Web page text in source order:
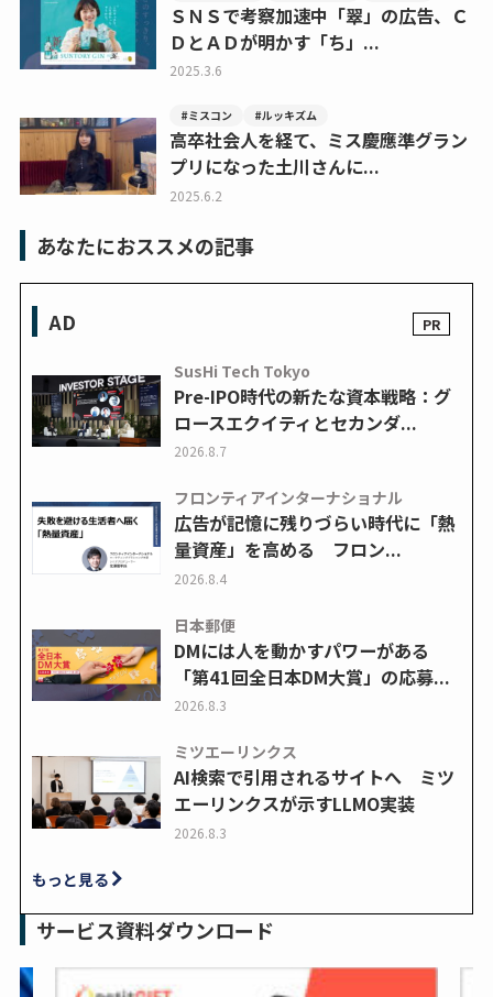
ＳＮＳで考察加速中「翠」の広告、Ｃ
ＤとＡＤが明かす「ち」...
2025.3.6
#ミスコン #ルッキズム
高卒社会人を経て、ミス慶應準グラン
プリになった土川さんに...
2025.6.2
あなたにおススメの記事
AD
SusHi Tech Tokyo
Pre-IPO時代の新たな資本戦略：グ
ロースエクイティとセカンダ...
2026.8.7
フロンティアインターナショナル
広告が記憶に残りづらい時代に「熱
量資産」を高める フロン...
2026.8.4
日本郵便
DMには人を動かすパワーがある
「第41回全日本DM大賞」の応募...
2026.8.3
ミツエーリンクス
AI検索で引用されるサイトへ ミツ
エーリンクスが示すLLMO実装
2026.8.3
もっと見る
サービス資料ダウンロード